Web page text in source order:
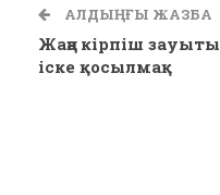
АЛДЫҢҒЫ ЖАЗБА
Жаңа кірпіш зауыты
іске қосылмақ